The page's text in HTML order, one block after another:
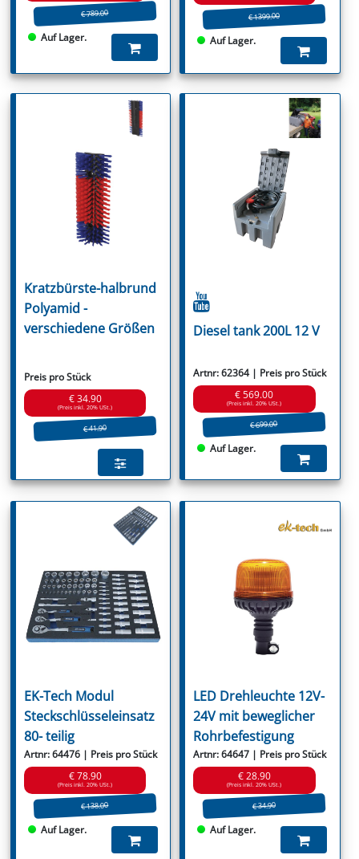
€ 789.00
Auf Lager.
€ 1399.00
Auf Lager.
Kratzbürste-halbrund
Polyamid -
verschiedene Größen
Preis pro Stück
€ 34.90
(Preis inkl. 20% USt.)
€ 41.90
Diesel tank 200L 12 V
Artnr: 62364 | Preis pro Stück
€ 569.00
(Preis inkl. 20% USt.)
€ 699.00
Auf Lager.
EK-Tech Modul
Steckschlüsseleinsatz
80- teilig
Artnr: 64476 | Preis pro Stück
€ 78.90
(Preis inkl. 20% USt.)
€ 138.00
Auf Lager.
LED Drehleuchte 12V-
24V mit beweglicher
Rohrbefestigung
Artnr: 64647 | Preis pro Stück
€ 28.90
(Preis inkl. 20% USt.)
€ 34.90
Auf Lager.